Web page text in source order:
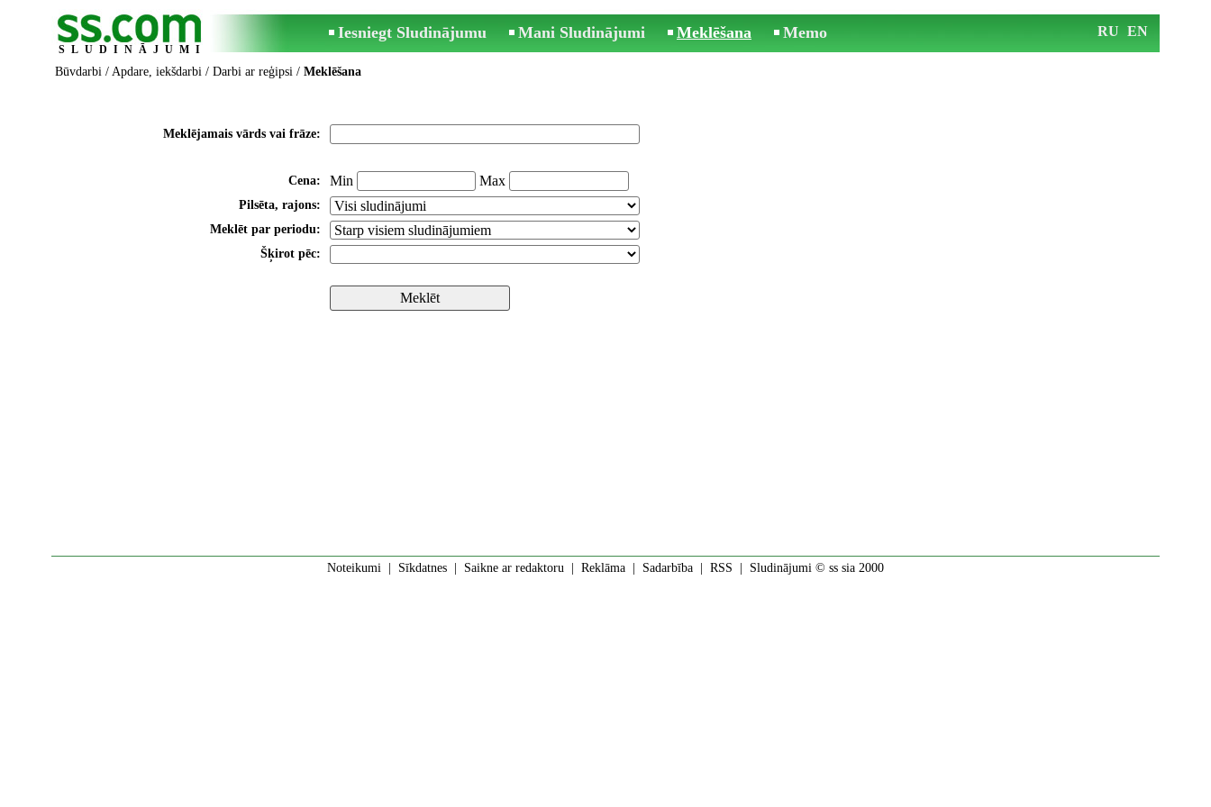
SLUDINĀJUMI
Iesniegt Sludinājumu Mani Sludinājumi Meklēšana Memo RU EN
Būvdarbi / Apdare, iekšdarbi / Darbi ar reģipsi / Meklēšana
Meklējamais vārds vai frāze:
Cena: Min Max
Pilsēta, rajons:
Meklēt par periodu:
Šķirot pēc:
Noteikumi Sīkdatnes Saikne ar redaktoru Reklāma Sadarbība RSS | Sludinājumi © ss sia 2000